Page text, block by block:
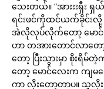
သေးတယ်။ “အားးးရှီး ရှယ်
ရင်းဖင်ကိုထင်ယက်ခိုင်းလို့
အဲလိုလုပ်လိုက်တော့ မောင်
ဟာ တအားတောင်လာတော့
တော့ ပြီးသွားမှာ စိုးရိ
တော့ မောင်လေးက ကျမပ
ကာ လိုးတော့တာပ။ သူလိုး